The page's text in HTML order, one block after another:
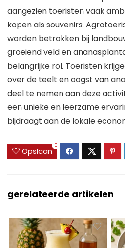
aangezien toeristen vaak
kopen als souvenirs.
worden betrokken bij
groeiend veld en
belangrijke rol. Toeristen
over de teelt en oogst van
deel te nemen aan deze
een unieke en leerzame
bijdraagt aan de lokale
Opslaan
0
gerelateerde artikelen